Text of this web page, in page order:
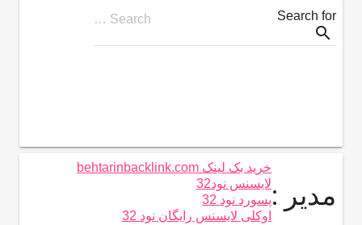
Search for
Search …
search
مدیر :
خرید بک لینک behtarinbacklink.com
لایسنس نود32
پسورد نود 32
اوکلی لایسنس رایگان نود 32